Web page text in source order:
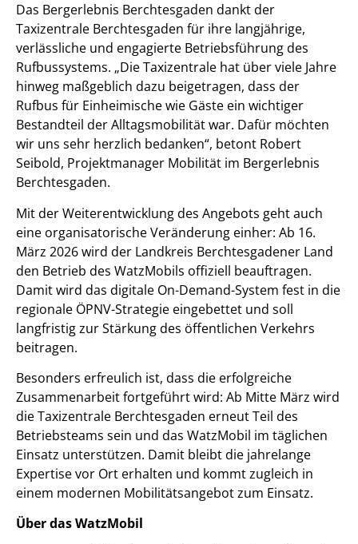
Das Bergerlebnis Berchtesgaden dankt der
Taxizentrale Berchtesgaden für ihre langjährige,
verlässliche und engagierte Betriebsführung des
Rufbussystems. „Die Taxizentrale hat über viele Jahre
hinweg maßgeblich dazu beigetragen, dass der
Rufbus für Einheimische wie Gäste ein wichtiger
Bestandteil der Alltagsmobilität war. Dafür möchten
wir uns sehr herzlich bedanken“, betont Robert
Seibold, Projektmanager Mobilität im Bergerlebnis
Berchtesgaden.
Mit der Weiterentwicklung des Angebots geht auch
eine organisatorische Veränderung einher: Ab 16.
März 2026 wird der Landkreis Berchtesgadener Land
den Betrieb des WatzMobils offiziell beauftragen.
Damit wird das digitale On-Demand-System fest in die
regionale ÖPNV-Strategie eingebettet und soll
langfristig zur Stärkung des öffentlichen Verkehrs
beitragen.
Besonders erfreulich ist, dass die erfolgreiche
Zusammenarbeit fortgeführt wird: Ab Mitte März wird
die Taxizentrale Berchtesgaden erneut Teil des
Betriebsteams sein und das WatzMobil im täglichen
Einsatz unterstützen. Damit bleibt die jahrelange
Expertise vor Ort erhalten und kommt zugleich in
einem modernen Mobilitätsangebot zum Einsatz.
Über das WatzMobil